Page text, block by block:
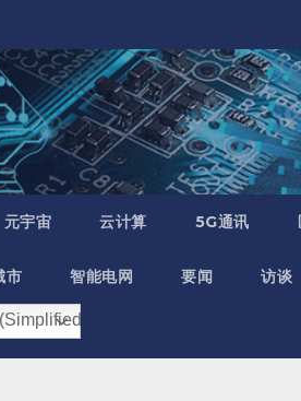
元宇宙 云计算 5G通讯
市 智能电网 要闻 访谈